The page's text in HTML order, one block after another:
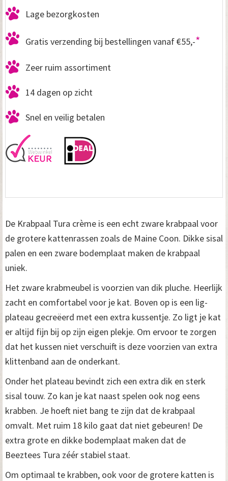
Lage bezorgkosten
Gratis verzending bij bestellingen vanaf €55,-*
Zeer ruim assortiment
14 dagen op zicht
Snel en veilig betalen
De Krabpaal Tura crème is een echt zware krabpaal voor
de grotere kattenrassen zoals de Maine Coon. Dikke sisal
palen en een zware bodemplaat maken de krabpaal
uniek.
Het zware krabmeubel is voorzien van dik pluche. Heerlijk
zacht en comfortabel voor je kat. Boven op is een lig-
plateau gecreëerd met een extra kussentje. Zo ligt je kat
er altijd fijn bij op zijn eigen plekje. Om ervoor te zorgen
dat het kussen niet verschuift is deze voorzien van extra
klittenband aan de onderkant.
Onder het plateau bevindt zich een extra dik en sterk
sisal touw. Zo kan je kat naast spelen ook nog eens
krabben. Je hoeft niet bang te zijn dat de krabpaal
omvalt. Met ruim 18 kilo gaat dat niet gebeuren! De
extra grote en dikke bodemplaat maken dat de
Beeztees Tura zéér stabiel staat.
Om optimaal te krabben, ook voor de grotere katten is